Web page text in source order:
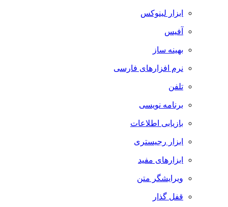
ابزار لینوکس
آفیس
بهینه ساز
نرم افزارهای فارسی
تلفن
برنامه نویسی
بازیابی اطلاعات
ابزار رجیستری
ابزارهای مفید
ویرایشگر متن
قفل گذار